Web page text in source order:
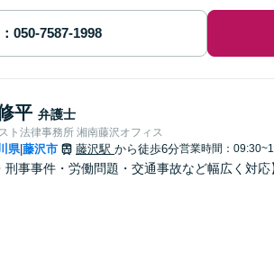
平 弁護士
ト法律事務所 湘南藤沢オフィス
県|藤沢市 藤沢駅 から徒歩6分営業時間：
刑事事件・労働問題・交通事故など幅広く対